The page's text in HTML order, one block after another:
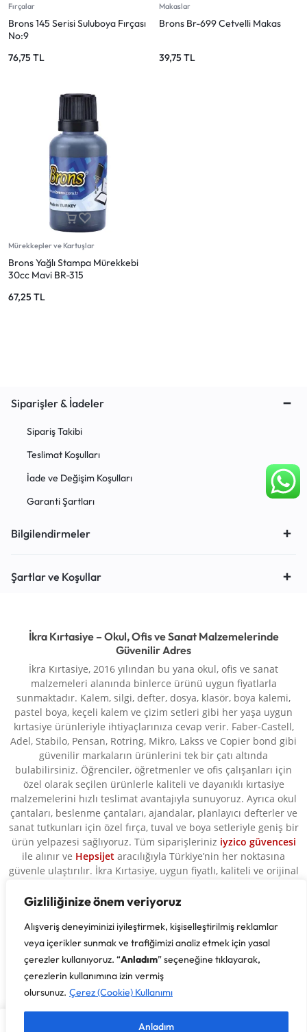
Gizliliğinize önem veriyoruz
Alışveriş deneyiminizi iyileştirmek, kişiselleştirilmiş reklamlar
veya içerikler sunmak ve trafiğimizi analiz etmek için yasal
çerezler kullanıyoruz. “Anladım” seçeneğine tıklayarak,
çerezlerin kullanımına izin vermiş
olursunuz. Çerez (Cookie) Kullanımı
Anladım
Fırçalar
Brons 145 Serisi Suluboya Fırçası
No:9
76,75 TL
Makaslar
Brons Br-699 Cetvelli Makas
39,75 TL
Mürekkepler ve Kartuşlar
Brons Yağlı Stampa Mürekkebi
30cc Mavi BR-315
67,25 TL
Siparişler & İadeler
Sipariş Takibi
Teslimat Koşulları
İade ve Değişim Koşulları
Garanti Şartları
Bilgilendirmeler
Şartlar ve Koşullar
İkra Kırtasiye – Okul, Ofis ve Sanat Malzemelerinde
Güvenilir Adres
İkra Kırtasiye, 2016 yılından bu yana okul, ofis ve sanat
malzemeleri alanında binlerce ürünü uygun fiyatlarla
sunmaktadır. Kalem, silgi, defter, dosya, klasör, boya kalemi,
pastel boya, keçeli kalem ve çizim setleri gibi her yaşa uygun
kırtasiye ürünleriyle ihtiyaçlarınıza cevap verir. Faber-Castell,
Adel, Stabilo, Pensan, Rotring, Mikro, Lakss ve Copier bond gibi
güvenilir markaların ürünlerini tek bir çatı altında
bulabilirsiniz. Öğrenciler, öğretmenler ve ofis çalışanları için
özel olarak seçilen ürünlerle kaliteli ve dayanıklı kırtasiye
malzemelerini hızlı teslimat avantajıyla sunuyoruz. Ayrıca okul
çantaları, beslenme çantaları, ajandalar, planlayıcı defterler ve
sanat tutkunları için özel fırça, tuval ve boya setleriyle geniş bir
ürün yelpazesi sağlıyoruz. Tüm siparişleriniz iyzico güvencesi
ile alınır ve Hepsijet aracılığıyla Türkiye’nin her noktasına
güvenle ulaştırılır. İkra Kırtasiye, uygun fiyatlı, kaliteli ve orijinal